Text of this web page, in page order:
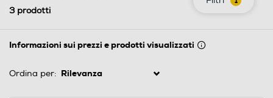
3prodotti
Informazioni sui prezzi e prodotti visualizzati
Ordina per: